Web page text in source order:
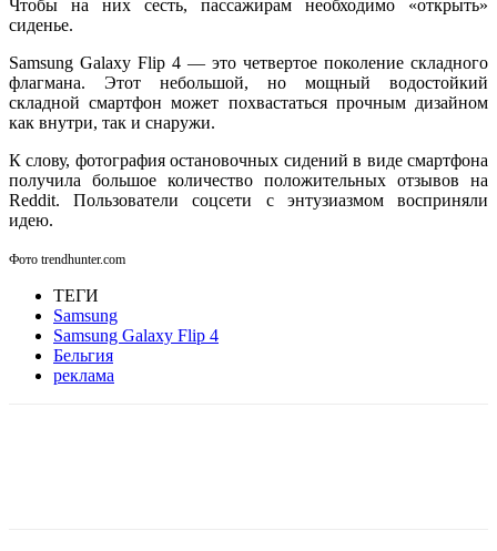
Чтобы на них сесть, пассажирам необходимо «открыть»
сиденье.
Samsung Galaxy Flip 4 — это четвертое поколение складного
флагмана. Этот небольшой, но мощный водостойкий
складной смартфон может похвастаться прочным дизайном
как внутри, так и снаружи.
К слову, фотография остановочных сидений в виде смартфона
получила большое количество положительных отзывов на
Reddit. Пользователи соцсети с энтузиазмом восприняли
идею.
Фото trendhunter.com
ТЕГИ
Samsung
Samsung Galaxy Flip 4
Бельгия
реклама